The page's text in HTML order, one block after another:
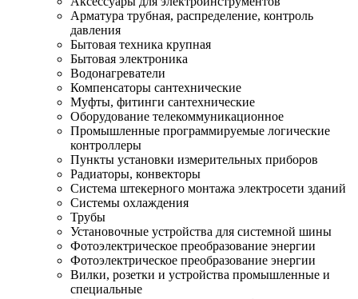
Арматура трубная, распределение, контроль
давления
Бытовая техника крупная
Бытовая электроника
Водонагреватели
Компенсаторы сантехнические
Муфты, фитинги сантехнические
Оборудование телекоммуникационное
Промышленные программируемые логические
контроллеры
Пункты установки измерительных приборов
Радиаторы, конвекторы
Система штекерного монтажа электросети зданий
Системы охлаждения
Трубы
Установочные устройства для системной шины
Фотоэлектрическое преобразование энергии
Фотоэлектрическое преобразование энергии
Вилки, розетки и устройства промышленные и
специальные